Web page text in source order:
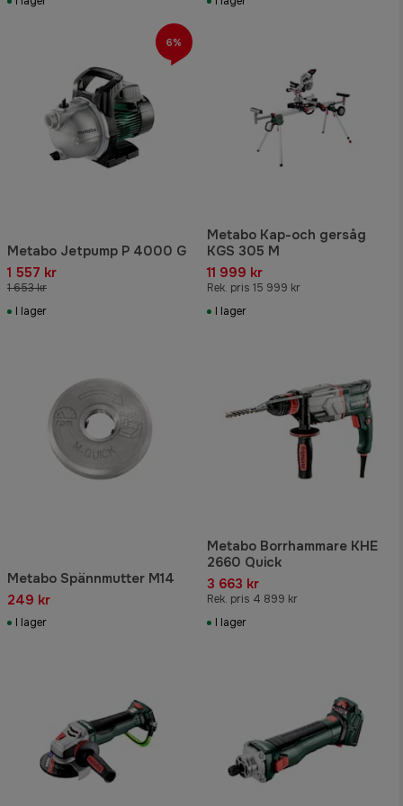
Metabo Jetpump P 4000 G
1 557 kr
1 653 kr
I lager
6%
Metabo Kap-och gersåg
KGS 305 M
11 999 kr
Rek. pris 15 999 kr
I lager
Metabo Spännmutter M14
249 kr
I lager
Metabo Borrhammare KHE
2660 Quick
3 663 kr
Rek. pris 4 899 kr
I lager